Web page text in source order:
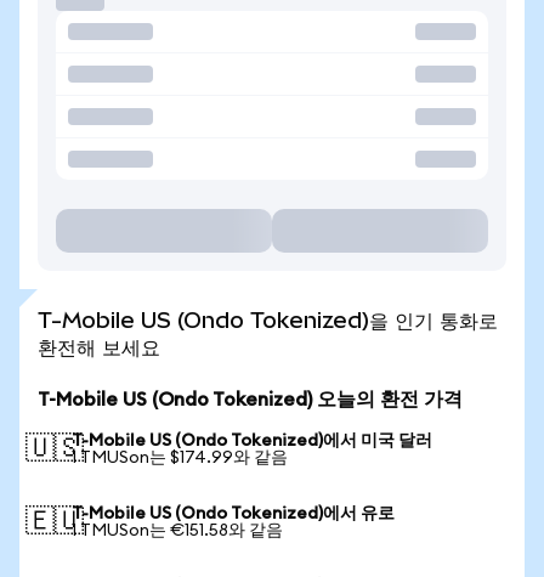
T-Mobile US (Ondo Tokenized)을 인기 통화로
환전해 보세요
T-Mobile US (Ondo Tokenized) 오늘의 환전 가격
🇺🇸T-Mobile US (Ondo Tokenized)에서 미국 달러
1 TMUSon는 $174.99와 같음
🇪🇺T-Mobile US (Ondo Tokenized)에서 유로
1 TMUSon는 €151.58와 같음